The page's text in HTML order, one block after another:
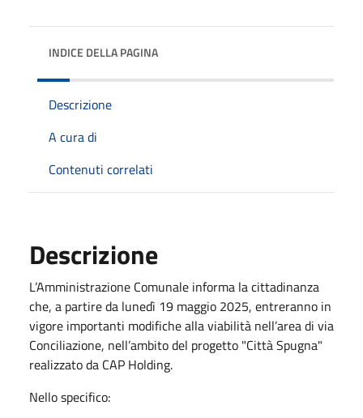
INDICE DELLA PAGINA
Descrizione
A cura di
Contenuti correlati
Descrizione
L’Amministrazione Comunale informa la cittadinanza
che, a partire da lunedì 19 maggio 2025, entreranno in
vigore importanti modifiche alla viabilità nell’area di via
Conciliazione, nell’ambito del progetto "Città Spugna"
realizzato da CAP Holding.
Nello specifico: